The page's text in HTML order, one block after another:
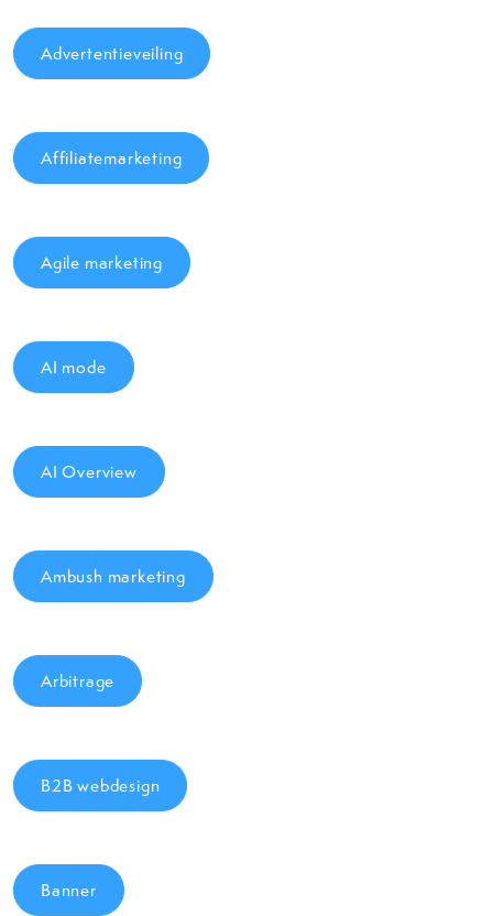
Advertentieveiling
Affiliatemarketing
Agile marketing
AI mode
AI Overview
Ambush marketing
Arbitrage
B2B webdesign
Banner